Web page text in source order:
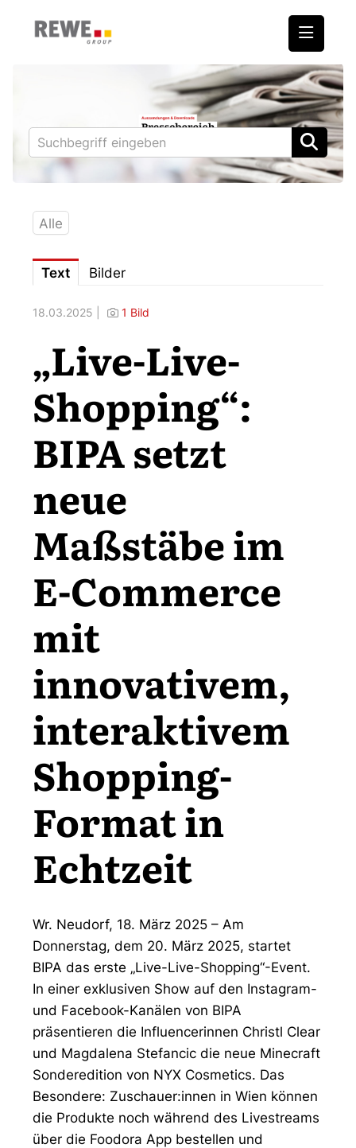
REWE International AG
BILLA
PENNY
BIPA
Downloads
Fotos – Vorstand
Kontakt
Alle
Text Bilder
18.03.2025 | 1 Bild
„Live-Live-
Shopping“:
BIPA setzt
neue
Maßstäbe im
E-Commerce
mit
innovativem,
interaktivem
Shopping-
Format in
Echtzeit
Wr. Neudorf, 18. März 2025 – Am
Donnerstag, dem 20. März 2025, startet
BIPA das erste „Live-Live-Shopping“-Event.
In einer exklusiven Show auf den Instagram-
und Facebook-Kanälen von BIPA
präsentieren die Influencerinnen Christl Clear
und Magdalena Stefancic die neue Minecraft
Sonderedition von NYX Cosmetics. Das
Besondere: Zuschauer:innen in Wien können
die Produkte noch während des Livestreams
über die Foodora App bestellen und